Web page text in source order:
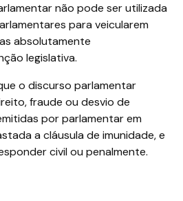
não pode ser utilizada
para veicularem
absolutamente
legislativa.
o discurso parlamentar
fraude ou desvio de
por parlamentar em
a cláusula de imunidade, e
civil ou penalmente.